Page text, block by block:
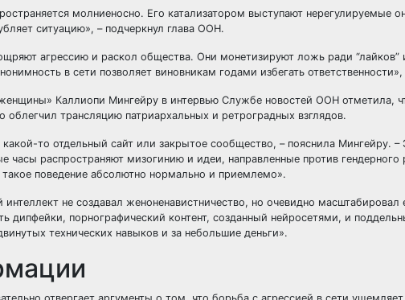
молниеносно. Его катализатором выступают нерегулируемые
ситуацию», – подчеркнул глава ООН.
агрессию и раскол общества. Они монетизируют ложь ради “лайков”
в сети позволяет виновникам годами избегать
Каллиопи Мингейру в интервью Службе новостей ООН отметила,
облегчил трансляцию патриархальных и ретроградных взглядов.
какой-то отдельный сайт или закрытое сообщество, – пояснила Мингейру. –
часы распространяют мизогинию и идеи, направленные против гендерного
поведение абсолютно нормально и приемлемо».
интеллект не создавал женоненавистничество, но очевидно масштабировал
дипфейки, порнографический контент, созданный нейросетями, и
технических навыков и за небольшие деньги».